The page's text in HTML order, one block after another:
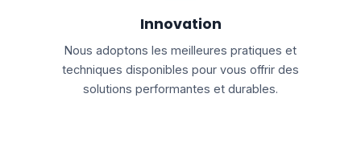
Innovation
Nous adoptons les meilleures pratiques et
techniques disponibles pour vous offrir des
solutions performantes et durables.